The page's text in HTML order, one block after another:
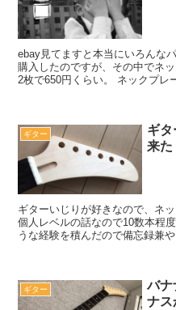
ebay見てますと本当にいろんな
購入したのですが、その中でネ
2枚で650円くらい。 ネックプレ
めですが、画像の付箋で隠して
ギター
ギタ
来た
ギターいじりが好きなので、ネ
個人レベルの話なので10数本程
うな経験を積んだので備忘録兼
お試しでギターのネックを購入
ギター
バナ
ナス